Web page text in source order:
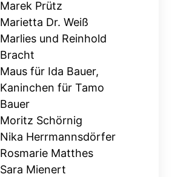
Marek Prütz
Marietta Dr. Weiß
Marlies und Reinhold
Bracht
Maus für Ida Bauer,
Kaninchen für Tamo
Bauer
Moritz Schörnig
Nika Herrmannsdörfer
Rosmarie Matthes
Sara Mienert